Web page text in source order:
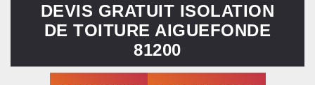
DEVIS GRATUIT ISOLATION
DE TOITURE AIGUEFONDE
81200